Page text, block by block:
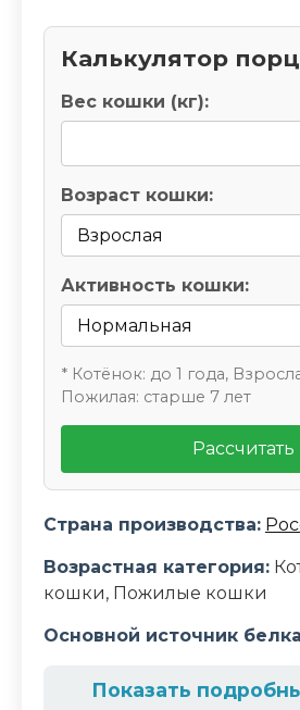
Калькулятор
Вес кошки (кг):
Возраст кошки:
Активность кошки:
* Котёнок: до 1 года,
Пожилая: старше 7 лет
Рассчитать
Страна производства:
Возрастная категория:
кошки, Пожилые кошки
Основной источник
Показать